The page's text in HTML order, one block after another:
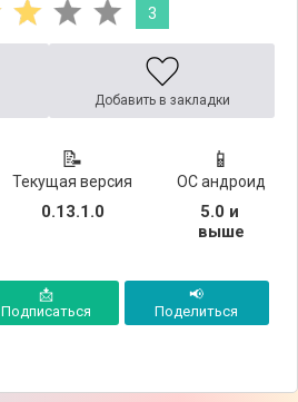
3
Добавить в закладки
📝
Текущая версия
0.13.1.0
📱
ОС андроид
5.0 и
выше
📩
Подписаться
📢
Поделиться